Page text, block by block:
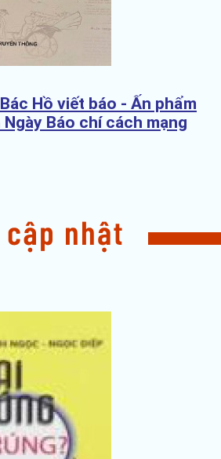
Hồ viết báo - Ấn phẩm
Ngày Báo chí cách mạng